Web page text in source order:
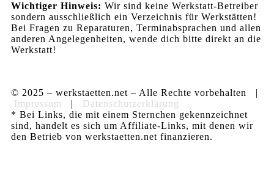
Wichtiger Hinweis: Wir sind keine Werkstatt-Betreiber
sondern ausschließlich ein Verzeichnis für Werkstätten!
Bei Fragen zu Reparaturen, Terminabsprachen und allen
anderen Angelegenheiten, wende dich bitte direkt an die
Werkstatt!
© 2025 – werkstaetten.net – Alle Rechte vorbehalten |
Impressum
| Datenschutzerklärung
* Bei Links, die mit einem Sternchen gekennzeichnet
sind, handelt es sich um Affiliate-Links, mit denen wir
den Betrieb von werkstaetten.net finanzieren.